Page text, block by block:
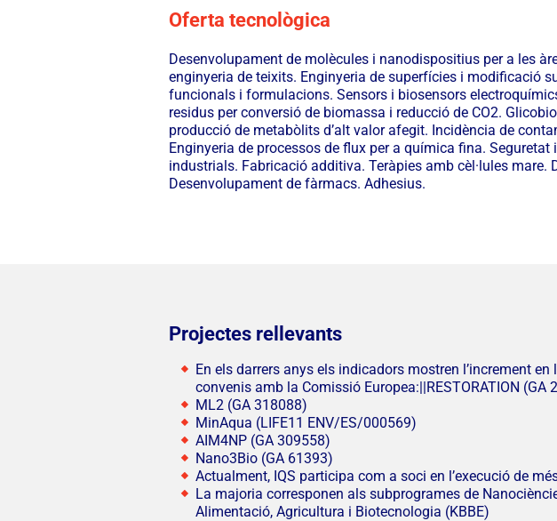
Oferta tecnològica
Desenvolupament de molècules i nanodispositius per a les
enginyeria de teixits. Enginyeria de superfícies i modificació
funcionals i formulacions. Sensors i biosensors
residus per conversió de biomassa i reducció de CO2.
producció de metabòlits d’alt valor afegit. Incidència de
Enginyeria de processos de flux per a química fina.
industrials. Fabricació additiva. Teràpies amb cèl·lules
Desenvolupament de fàrmacs. Adhesius.
Projectes rellevants
En els darrers anys els indicadors mostren l’increment
convenis amb la Comissió Europea:||RESTORATION (GA
ML2 (GA 318088)
MinAqua (LIFE11 ENV/ES/000569)
AIM4NP (GA 309558)
Nano3Bio (GA 61393)
Actualment, IQS participa com a soci en l’execució de
La majoria corresponen als subprogrames de
Alimentació, Agricultura i Biotecnologia (KBBE)